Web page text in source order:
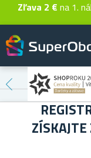
Zľava 2 € na 1.